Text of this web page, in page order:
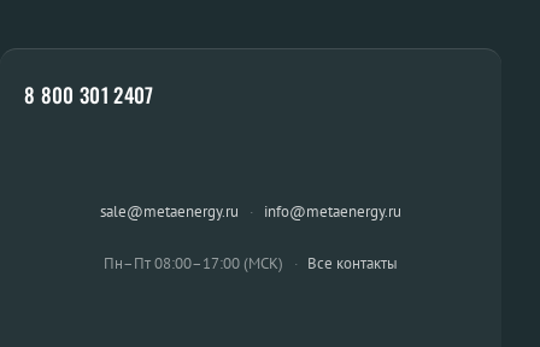
8 800 301 2407
sale@metaenergy.ru · info@metaenergy.ru
Пн–Пт 08:00–17:00 (МСК) · Все контакты